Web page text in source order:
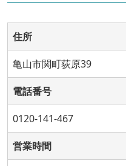
住所
亀山市関町荻原39
電話番号
0120-141-467
営業時間